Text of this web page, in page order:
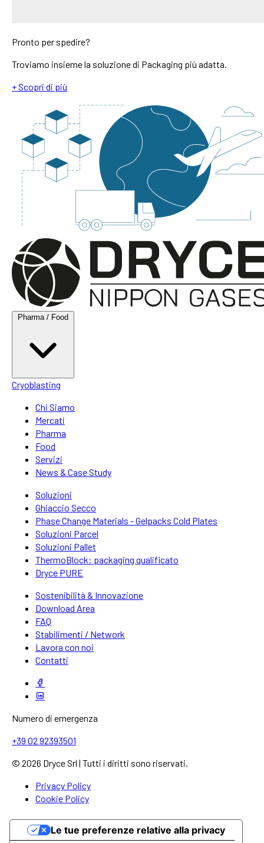
Pronto per spedire?
Troviamo insieme la soluzione di Packaging più adatta.
+ Scopri di più
Pharma / Food
Cryoblasting
Chi Siamo
Mercati
Pharma
Food
Servizi
News & Case Study
Soluzioni
Ghiaccio Secco
Phase Change Materials - Gelpacks Cold Plates
Soluzioni Parcel
Soluzioni Pallet
ThermoBlock: packaging qualificato
Dryce PURE
Sostenibilità & Innovazione
Download Area
FAQ
Stabilimenti / Network
Lavora con noi
Contatti
Numero di emergenza
+39 02 92393501
© 2026 Dryce Srl | Tutti i diritti sono riservati.
Privacy Policy
Cookie Policy
Le tue preferenze relative alla privacy